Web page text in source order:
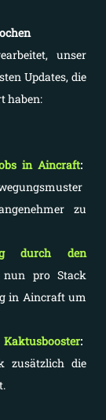
unser
Updates, die
haben:
in Aincraft:
zu
durch den
nun pro Stack
in Aincraft um
:
zusätzlich die